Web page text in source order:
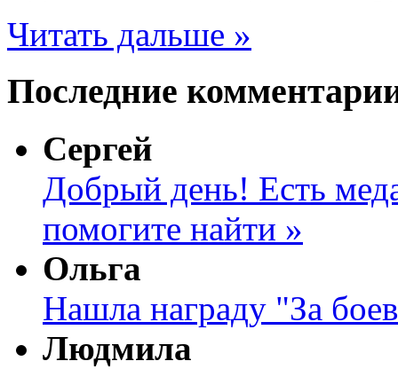
Читать дальше »
Последние
Сергей
Добрый день! Есть
помогите найти »
Ольга
Нашла награду "За
Людмила